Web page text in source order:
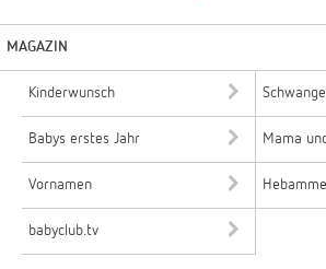
MAGAZIN
Kinderwunsch
Babys erstes Jahr Mama
Vornamen
babyclub.tv